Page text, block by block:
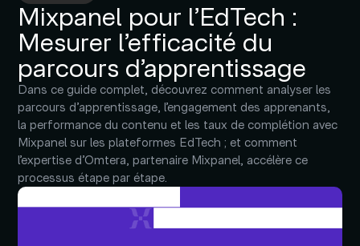
Mixpanel pour l’EdTech :
Mesurer l’efficacité du
parcours d’apprentissage
Dans ce guide complet, découvrez comment analyser les
parcours d’apprentissage, l’engagement des apprenants,
la performance du contenu et les taux de complétion avec
Mixpanel sur les plateformes EdTech ; et comment
l’expertise d’Omtera, partenaire Mixpanel, accélère ce
processus étape par étape.